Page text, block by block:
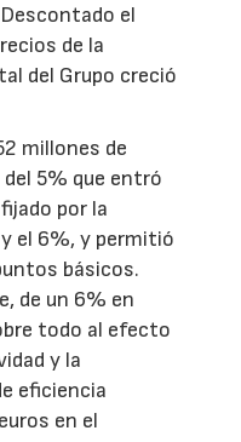
el
de la
del Grupo creció
millones de
5% que entró
por la
el 6%, y permitió
básicos.
de un 6% en
todo al efecto
y la
eficiencia
en el